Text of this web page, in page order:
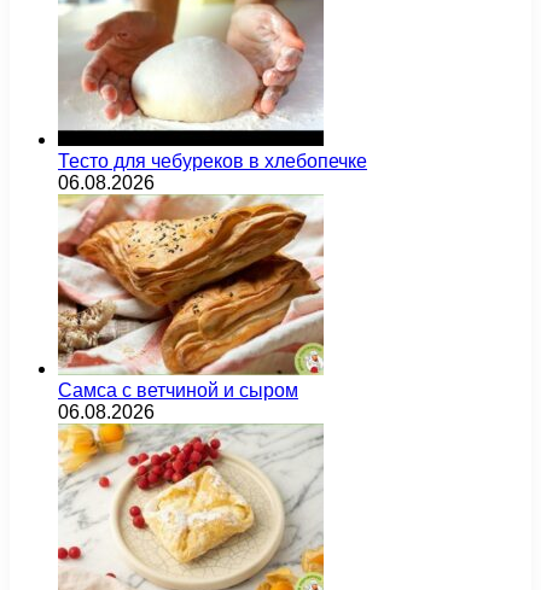
Тесто для чебуреков в хлебопечке
06.08.2026
Самса с ветчиной и сыром
06.08.2026